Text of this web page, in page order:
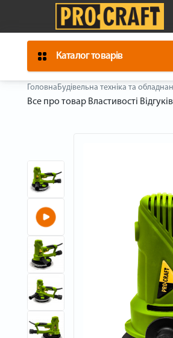
Каталог товарів
ГоловнаБудівельна техніка та
Все про товар Властивості